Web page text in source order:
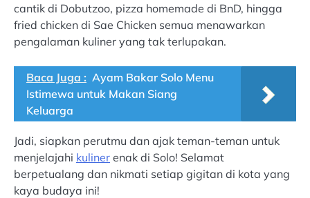
cantik di Dobutzoo, pizza homemade di BnD, hingga
fried chicken di Sae Chicken semua menawarkan
pengalaman kuliner yang tak terlupakan.
Baca Juga : Ayam Bakar Solo Menu
Istimewa untuk Makan Siang
Keluarga
Jadi, siapkan perutmu dan ajak teman-teman untuk
menjelajahi kuliner enak di Solo! Selamat
berpetualang dan nikmati setiap gigitan di kota yang
kaya budaya ini!